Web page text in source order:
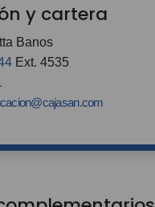
y cartera
Banos
Ext. 4535